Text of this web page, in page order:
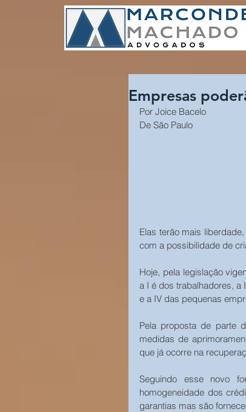
Empresas
Por Joice Bacelo
De São Paulo
Elas terão mais
com a possibilidade de
Hoje, pela legislação
a I é dos trabalhadores,
e a IV das pequenas
Pela proposta de parte
medidas de
que já ocorre na
Seguindo esse novo
homogeneidade dos
garantias mas são